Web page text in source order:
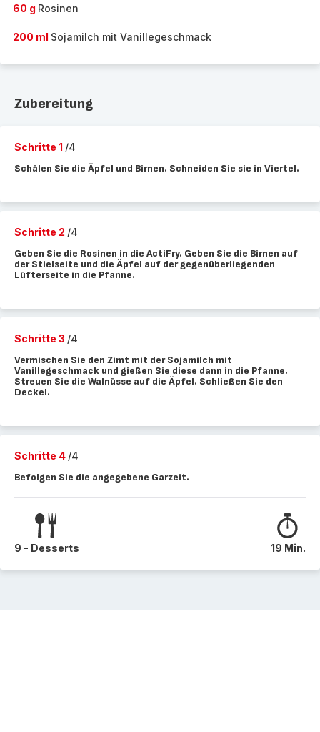
60 g Rosinen
200 ml Sojamilch mit Vanillegeschmack
Zubereitung
Schritte 1 /4
Schälen Sie die Äpfel und Birnen. Schneiden Sie sie in Viertel.
Schritte 2 /4
Geben Sie die Rosinen in die ActiFry. Geben Sie die Birnen auf
der Stielseite und die Äpfel auf der gegenüberliegenden
Lüfterseite in die Pfanne.
Schritte 3 /4
Vermischen Sie den Zimt mit der Sojamilch mit
Vanillegeschmack und gießen Sie diese dann in die Pfanne.
Streuen Sie die Walnüsse auf die Äpfel. Schließen Sie den
Deckel.
Schritte 4 /4
Befolgen Sie die angegebene Garzeit.
9 - Desserts 19 Min.